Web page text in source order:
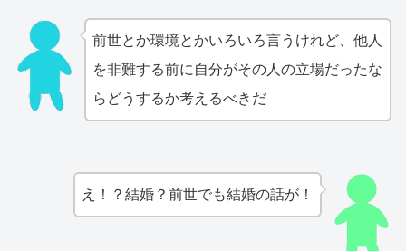
前世とか環境とかいろいろ言うけれど、他人
を非難する前に自分がその人の立場だったな
らどうするか考えるべきだ
え！？結婚？前世でも結婚の話が！